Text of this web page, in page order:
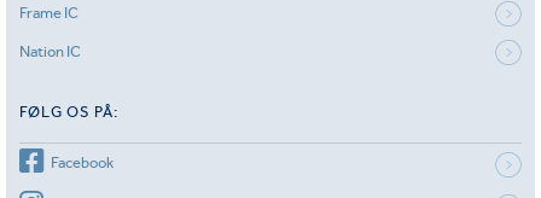
Frame IC
Nation IC
FØLG OS PÅ:
Facebook